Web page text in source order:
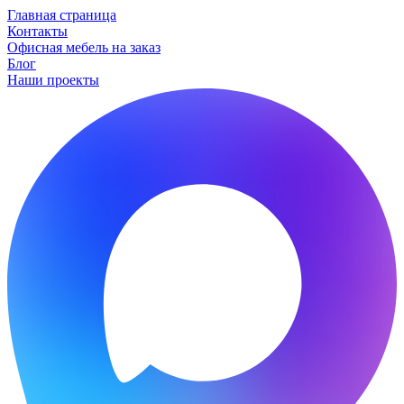
Главная страница
Контакты
Офисная мебель на заказ
Блог
Наши проекты